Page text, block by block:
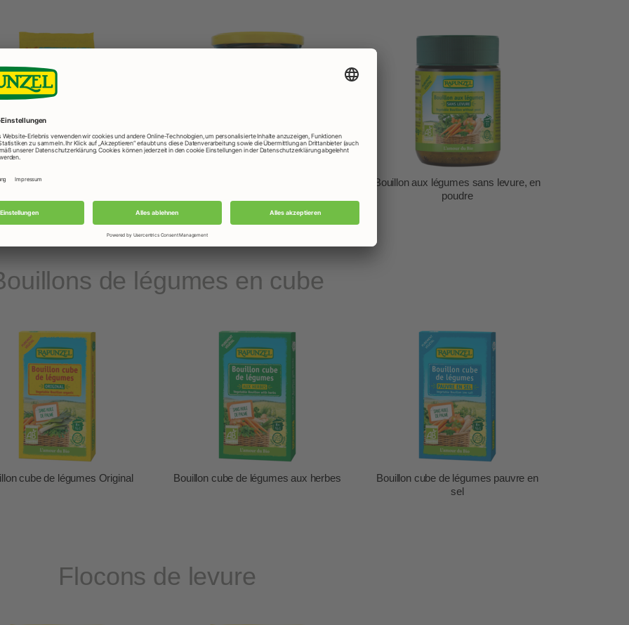
aux légumes en poudre,
Bouillon aux légumes sans levure, en
poudre
de légumes en cube
cube de légumes Original Bouillon cube de légumes aux herbes
Bouillon cube de légumes pauvre en
sel
Flocons de levure